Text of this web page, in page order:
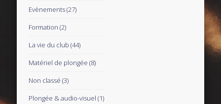
Evènements(27)
Formation (2)
La vie du club (44)
Matériel de plongée (8)
Non classé (3)
Plongée & audio-visuel (1)